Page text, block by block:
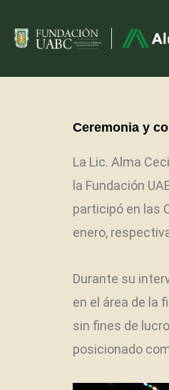
Ceremonia y
La Lic. Alma
la Fundación
participó en las
enero,
Durante su
en el área de la
sin fines de
posicionado